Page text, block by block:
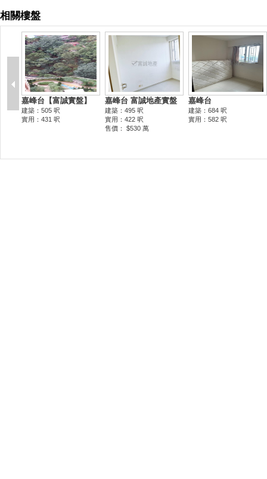
相關樓盤
嘉峰台【富誠實盤】
建築：505 呎
實用：431 呎
嘉峰台 富誠地產實盤
建築：495 呎
實用：422 呎
售價： $530 萬
嘉峰台
建築：684 呎
實用：582 呎